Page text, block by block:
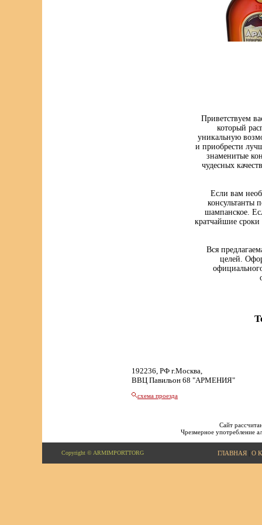
Приветствуем
который
уникальную
и приобрести
знаменитые
чудесных
Если вам
консультанты
шампанское.
кратчайшие
Вся
целей.
192236, РФ г.Москва,
ВВЦ Павильон 68 "АРМЕНИЯ"
схема проезда
Сайт
Чрезмерное употребление
Copyright © ARMIMPORTTORG ГЛАВНАЯ| О